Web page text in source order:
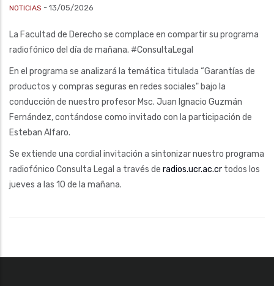
NOTICIAS - 13/05/2026
La Facultad de Derecho se complace en compartir su programa
radiofónico del día de mañana. #ConsultaLegal
En el programa se analizará la temática titulada “Garantías de
productos y compras seguras en redes sociales" bajo la
conducción de nuestro profesor Msc. Juan Ignacio Guzmán
Fernández, contándose como invitado con la participación de
Esteban Alfaro.
Se extiende una cordial invitación a sintonizar nuestro programa
radiofónico Consulta Legal a través de radios.ucr.ac.cr todos los
jueves a las 10 de la mañana.